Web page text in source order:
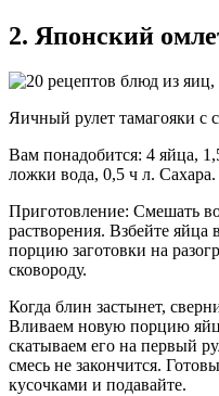
2. Японский
Яичный рулет тамагояки с
Вам понадобится: 4 яйца,
ложки вода, 0,5 ч л. Сахара.
Приготовление: Смешать
растворения. Взбейте
порцию заготовки на
сковороду.
Когда блин застынет,
Вливаем новую порцию
скатываем его на первый
смесь не закончится.
кусочками и подавайте.